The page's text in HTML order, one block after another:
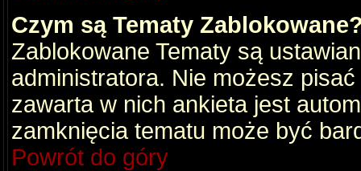
Czym są Tematy
Zablokowane Tematy są
administratora. Nie możesz
zawarta w nich ankieta jest
zamknięcia tematu może być
Powrót do góry